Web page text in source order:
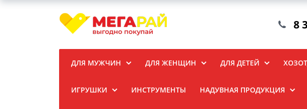
8
ДЛЯ МУЖЧИН ДЛЯ ЖЕНЩИН ДЛЯ ДЕТЕЙ
ИГРУШКИ ИНСТРУМЕНТЫ НАДУВНАЯ ПРОДУКЦИЯ